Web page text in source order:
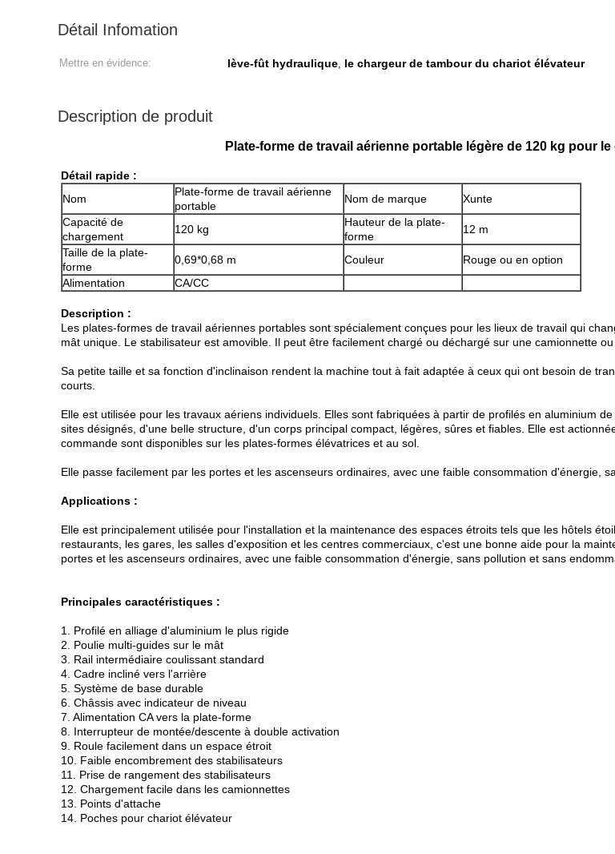
Détail Infomation
Mettre en évidence: lève-fût hydraulique, le chargeur de tambour du chariot élévateur
Description de produit
Plate-forme de travail aérienne portable légère de 120 kg pour
Détail rapide :
Nom
Plate-forme de travail aérienne
portable
Nom de marque
Xunte
Capacité de
chargement
120 kg
Hauteur de la plate-
forme
12 m
Taille de la plate-
forme
0,69*0,68 m Couleur
Rouge ou en option
Alimentation
CA/CC
Description :
Les plates-formes de travail aériennes portables sont spécialement conçues pour les lieux de travail qui
mât unique. Le stabilisateur est amovible. Il peut être facilement chargé ou déchargé sur une camionnette ou
Sa petite taille et sa fonction d'inclinaison rendent la machine tout à fait adaptée à ceux qui ont besoin de
courts.
Elle est utilisée pour les travaux aériens individuels. Elles sont fabriquées à partir de profilés en aluminium
sites désignés, d'une belle structure, d'un corps principal compact, légères, sûres et fiables. Elle est
commande sont disponibles sur les plates-formes élévatrices et au sol.
Elle passe facilement par les portes et les ascenseurs ordinaires, avec une faible consommation d'énergie,
Applications :
Elle est principalement utilisée pour l'installation et la maintenance des espaces étroits tels que les hôtels
restaurants, les gares, les salles d'exposition et les centres commerciaux, c'est une bonne aide pour la
portes et les ascenseurs ordinaires, avec une faible consommation d'énergie, sans pollution et sans
Principales caractéristiques :
1. Profilé en alliage d'aluminium le plus rigide
2. Poulie multi-guides sur le mât
3. Rail intermédiaire coulissant standard
4. Cadre incliné vers l'arrière
5. Système de base durable
6. Châssis avec indicateur de niveau
7. Alimentation CA vers la plate-forme
8. Interrupteur de montée/descente à double activation
9. Roule facilement dans un espace étroit
10. Faible encombrement des stabilisateurs
11. Prise de rangement des stabilisateurs
12. Chargement facile dans les camionnettes
13. Points d'attache
14. Poches pour chariot élévateur